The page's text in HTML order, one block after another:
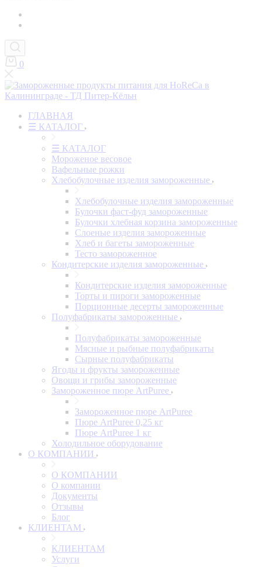
0
ГЛАВНАЯ
☰ КАТАЛОГ
☰ КАТАЛОГ
Мороженое весовое
Вафельные рожки
Хлебобулочные изделия замороженные
Хлебобулочные изделия замороженные
Булочки фаст-фуд замороженные
Булочки хлебная корзина замороженные
Слоеные изделия замороженные
Хлеб и багеты замороженные
Тесто замороженное
Кондитерские изделия замороженные
Кондитерские изделия замороженные
Торты и пироги замороженные
Порционные десерты замороженные
Полуфабрикаты замороженные
Полуфабрикаты замороженные
Мясные и рыбные полуфабрикаты
Сырные полуфабрикаты
Ягоды и фрукты замороженные
Овощи и грибы замороженные
Замороженное пюре ArtPuree
Замороженное пюре ArtPuree
Пюре ArtPuree 0,25 кг
Пюре ArtPuree 1 кг
Холодильное оборудование
О КОМПАНИИ
О КОМПАНИИ
О компании
Документы
Отзывы
Блог
КЛИЕНТАМ
КЛИЕНТАМ
Услуги